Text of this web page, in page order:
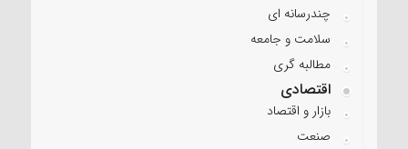
چندرسانه ای
سلامت و جامعه
مطالبه گری
اقتصادی
بازار و اقتصاد
صنعت